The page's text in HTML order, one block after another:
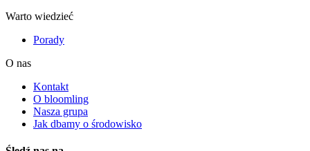
Warto wiedzieć
Porady
O nas
Kontakt
O bloomling
Nasza grupa
Jak dbamy o środowisko